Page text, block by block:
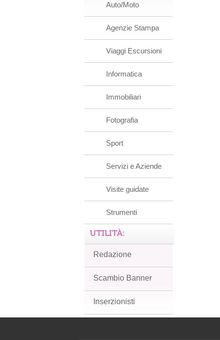
Auto/Moto
Agenzie Stampa
Viaggi Escursioni
Informatica
Immobiliari
Fotografia
Sport
Servizi e Aziende
Visite guidate
Strumenti
UTILITÀ:
Redazione
Scambio Banner
Inserzionisti